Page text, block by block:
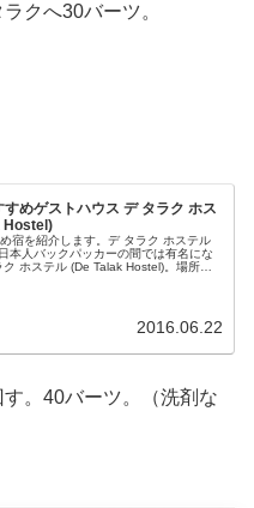
クへ30バーツ。
めゲストハウス デ タラク ホス
Hostel)
宿を紹介します。デ タラク ホステル
本人バックパッカーの間では有名にな
ホステル (De Talak Hostel)。場所は
2016.06.22
。40バーツ。（洗剤な